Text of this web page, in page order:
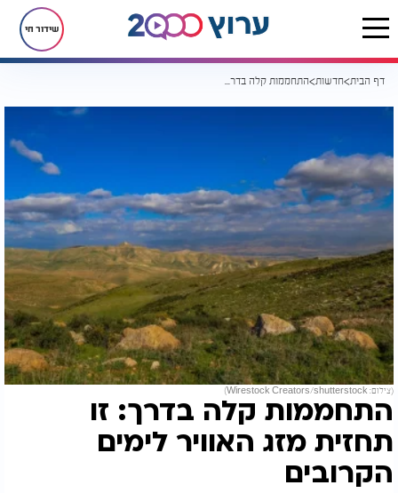
שידור חי
דף הבית חדשות התחממות קלה בדרך: זו תחזית מזג האוויר לימים הקרובים
(צילום: Wirestock Creators/shutterstock)
התחממות קלה בדרך: זו
תחזית מזג האוויר לימים
הקרובים